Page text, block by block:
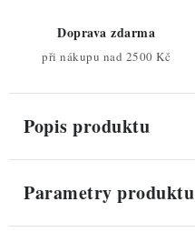
Doprava zdarma
při nákupu nad 2500 Kč
Popis produktu
Parametry produktu